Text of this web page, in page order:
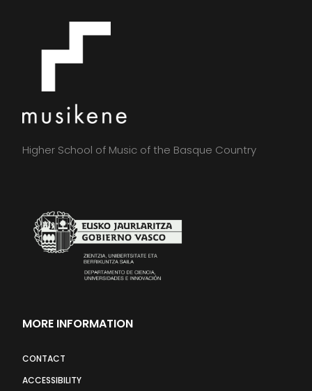
Higher School of Music of the Basque Country
MORE INFORMATION
CONTACT
ACCESSIBILITY